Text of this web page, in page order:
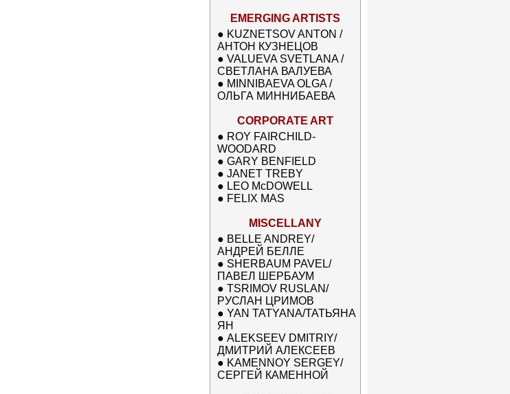
EMERGING ARTISTS
● KUZNETSOV ANTON /
АНТОН КУЗНЕЦОВ
● VALUEVA SVETLANA /
СВЕТЛАНА ВАЛУЕВА
● MINNIBAEVA OLGA /
ОЛЬГА МИННИБАЕВА
CORPORATE ART
● ROY FAIRCHILD-
WOODARD
● GARY BENFIELD
● JANET TREBY
● LEO McDOWELL
● FELIX MAS
MISCELLANY
● BELLE ANDREY/
АНДРЕЙ БЕЛЛЕ
● SHERBAUM PAVEL/
ПАВЕЛ ШЕРБАУМ
● TSRIMOV RUSLAN/
РУСЛАН ЦРИМОВ
● YAN TATYANA/ТАТЬЯНА
ЯН
● ALEKSEEV DMITRIY/
ДМИТРИЙ АЛЕКСЕЕВ
● KAMENNOY SERGEY/
СЕРГЕЙ КАМЕННОЙ